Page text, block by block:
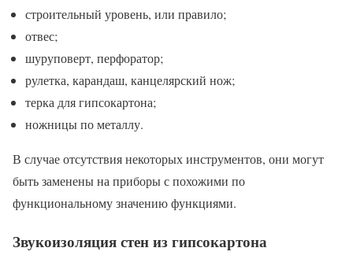
строительный уровень, или правило;
отвес;
шуруповерт, перфоратор;
рулетка, карандаш, канцелярский нож;
терка для гипсокартона;
ножницы по металлу.
В случае отсутствия некоторых инструментов, они могут
быть заменены на приборы с похожими по
функциональному значению функциями.
Звукоизоляция стен из гипсокартона